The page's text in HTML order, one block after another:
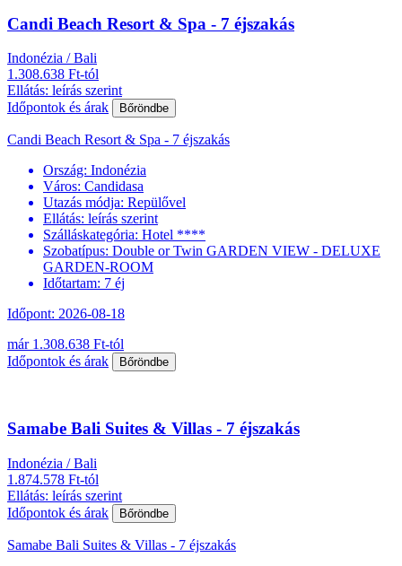
Candi Beach Resort & Spa - 7 éjszakás
Indonézia / Bali
1.308.638 Ft-tól
Ellátás: leírás szerint
Időpontok és árak
Bőröndbe
Candi Beach Resort & Spa - 7 éjszakás
Ország: Indonézia
Város: Candidasa
Utazás módja: Repülővel
Ellátás: leírás szerint
Szálláskategória: Hotel ****
Szobatípus: Double or Twin GARDEN VIEW - DELUXE
GARDEN-ROOM
Időtartam: 7 éj
Időpont: 2026-08-18
már 1.308.638 Ft-tól
Időpontok és árak
Bőröndbe
Samabe Bali Suites & Villas - 7 éjszakás
Indonézia / Bali
1.874.578 Ft-tól
Ellátás: leírás szerint
Időpontok és árak
Bőröndbe
Samabe Bali Suites & Villas - 7 éjszakás